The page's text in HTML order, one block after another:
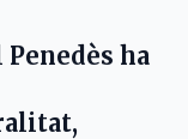
ha
,